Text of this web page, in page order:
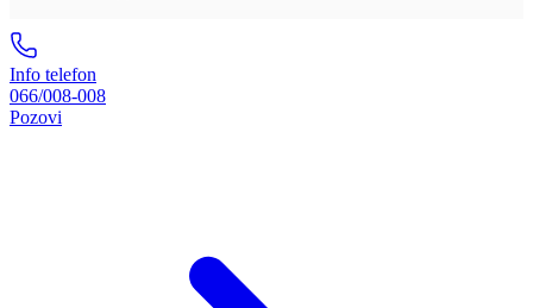
Info telefon
066/008-008
Pozovi